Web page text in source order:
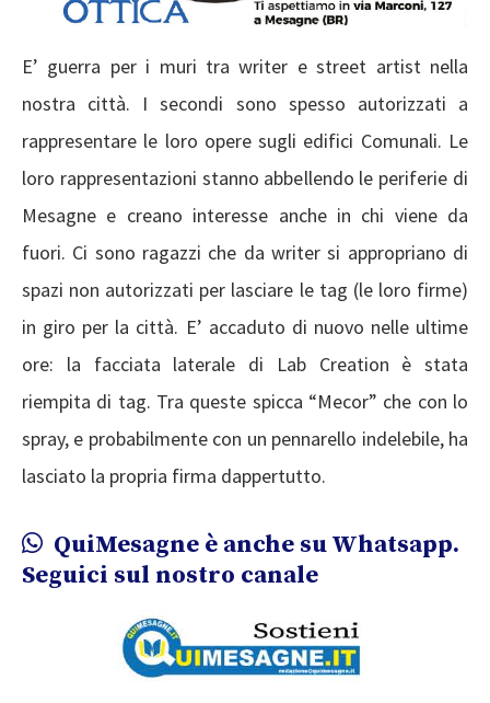
E’ guerra per i muri tra writer e street artist nella
nostra città. I secondi sono spesso autorizzati a
rappresentare le loro opere sugli edifici Comunali. Le
loro rappresentazioni stanno abbellendo le periferie di
Mesagne e creano interesse anche in chi viene da
fuori. Ci sono ragazzi che da writer si appropriano di
spazi non autorizzati per lasciare le tag (le loro firme)
in giro per la città. E’ accaduto di nuovo nelle ultime
ore: la facciata laterale di Lab Creation è stata
riempita di tag. Tra queste spicca “Mecor” che con lo
spray, e probabilmente con un pennarello indelebile, ha
lasciato la propria firma dappertutto.
QuiMesagne è anche su Whatsapp.
Seguici sul nostro canale